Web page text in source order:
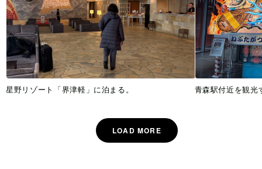
星野リゾート「界津軽」に泊まる。 青森駅付近を観光